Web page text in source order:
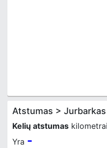
Atstumas >
Kelių atstumas
Yra -